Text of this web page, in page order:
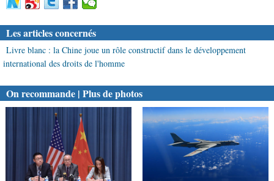
Les articles concernés
Livre blanc : la Chine joue un rôle constructif dans le développement
international des droits de l'homme
On recommande | Plus de photos